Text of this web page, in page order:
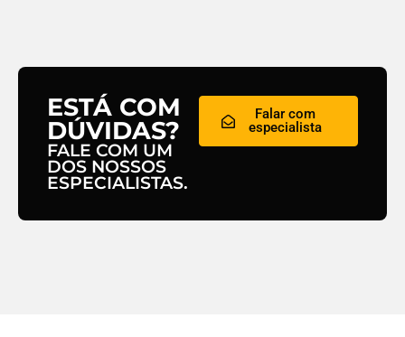
ESTÁ COM
DÚVIDAS?
FALE COM UM
DOS NOSSOS
ESPECIALISTAS.
Falar com
especialista